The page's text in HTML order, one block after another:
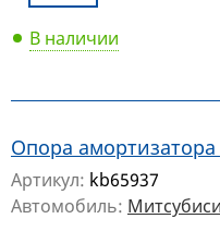
В наличии
Опора
Артикул: kb65937
Автомобиль: